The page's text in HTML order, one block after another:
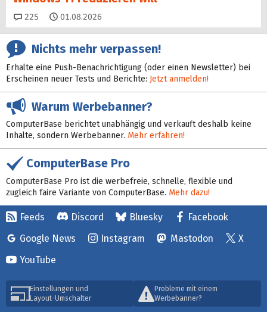
225 Kommentare
01.08.2026
Nichts mehr verpassen!
Erhalte eine Push-Benachrichtigung (oder einen Newsletter) bei
Erscheinen neuer Tests und Berichte: Jetzt anmelden!
Warum Werbebanner?
ComputerBase berichtet unabhängig und verkauft deshalb keine
Inhalte, sondern Werbebanner. Mehr erfahren!
ComputerBase Pro
ComputerBase Pro ist die werbefreie, schnelle, flexible und
zugleich faire Variante von ComputerBase. Mehr dazu!
Feeds Discord Bluesky
Facebook
Google News
Instagram Mastodon
X
YouTube
Einstellungen und
Layout-Umschalter
Probleme mit einem
Werbebanner?